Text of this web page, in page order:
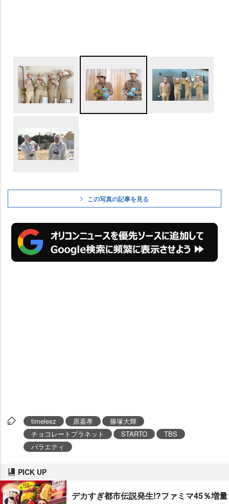
この写真の記事を見る
timelesz 原嘉孝
篠塚大輝
チョコレートプラネット
STARTO
TBS
バラエティ
PICK UP
デカすぎ都市伝説発生!?ファミマ45％増量